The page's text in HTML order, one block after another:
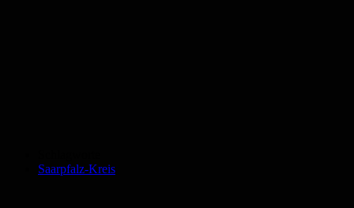
Saarpfalz-Kreis